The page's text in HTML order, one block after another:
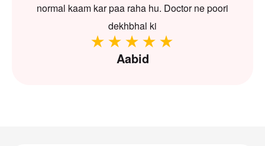
normal kaam kar paa raha hu. Doctor ne poori
dekhbhal ki
Aabid